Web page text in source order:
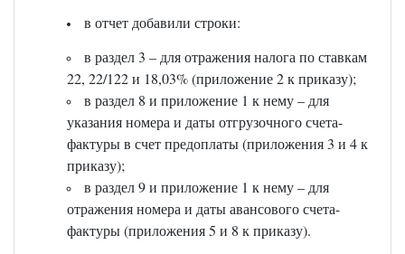
в отчет добавили строки:
в раздел 3 – для отражения налога по ставкам
22, 22/122 и 18,03% (приложение 2 к приказу);
в раздел 8 и приложение 1 к нему – для
указания номера и даты отгрузочного счета-
фактуры в счет предоплаты (приложения 3 и 4 к
приказу);
в раздел 9 и приложение 1 к нему – для
отражения номера и даты авансового счета-
фактуры (приложения 5 и 8 к приказу).